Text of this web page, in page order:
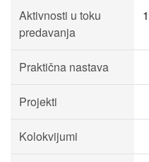
Aktivnosti u toku
predavanja
Praktična nastava
Projekti
Kolokvijumi